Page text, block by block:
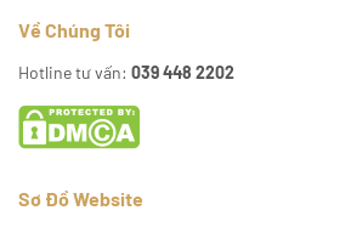
Về Chúng Tôi
Hotline tư vấn: 039 448 2202
Sơ Đồ Website